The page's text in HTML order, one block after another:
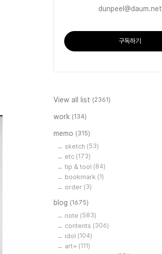
dunpeel@daum.net
구독하기
View all list (2361)
work (134)
memo (315)
sketch (53)
etc (173)
tip & tool (84)
bookmark (1)
order (3)
blog (1675)
note (583)
contents (306)
idol (104)
art+ (111)